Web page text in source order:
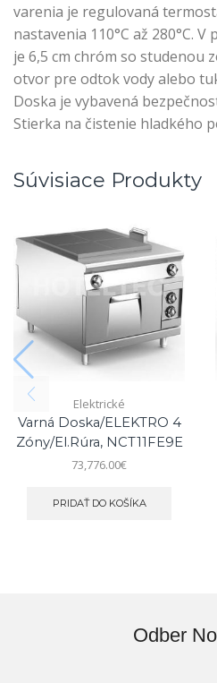
varenia je regulovaná
nastavenia 110°C až 280°C.
je 6,5 cm chróm so studenou
otvor pre odtok vody alebo
Doska je vybavená
Stierka na čistenie hladkého
Súvisiace Produkty
Elektrické
Varná Doska/ELEKTRO 4
Zóny/el.rúra, NCT11FE9E
73,776.00€
PRIDAŤ DO KOŠÍKA
Odber